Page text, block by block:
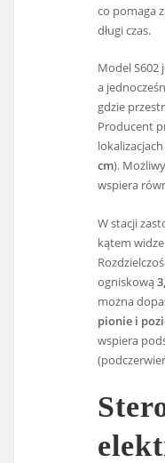
co pomaga
długi czas.
Model S602
a
gdzie
Producent
cm).
wspiera
W stacji
kątem
ogniskową
można
pionie i
wspiera